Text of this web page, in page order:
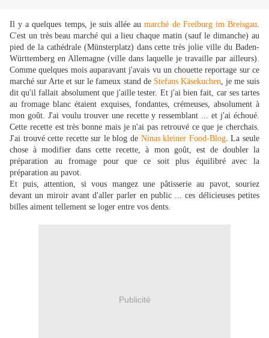
Il y a quelques temps, je suis allée aumarché de Freiburg im Breisgau.
C'est un très beau marché qui a lieu chaque matin (sauf le dimanche) au
pied de la cathédrale (Münsterplatz) dans cette très jolie ville du Baden-
Württemberg en Allemagne (ville dans laquelle je travaille par ailleurs).
Comme quelques mois auparavant j'avais vu un chouette reportage sur ce
marché sur Arte et sur le fameux stand de Stefans Käsekuchen, je me suis
dit qu'il fallait absolument que j'aille tester. Et j'ai bien fait, car ses tartes
au fromage blanc étaient exquises, fondantes, crémeuses, absolument à
mon goût. J'ai voulu trouver une recette y ressemblant ... et j'ai échoué.
Cette recette est très bonne mais je n'ai pas retrouvé ce que je cherchais.
J'ai trouvé cette recette sur le blog de Ninas kleiner Food-Blog. La seule
chose à modifier dans cette recette, à mon goût, est de doubler la
préparation au fromage pour que ce soit plus équilibré avec la
préparation au pavot.
Et puis, attention, si vous mangez une pâtisserie au pavot, souriez
devant un miroir avant d'aller parler en public ... ces délicieuses petites
billes aiment tellement se loger entre vos dents.
Publicité